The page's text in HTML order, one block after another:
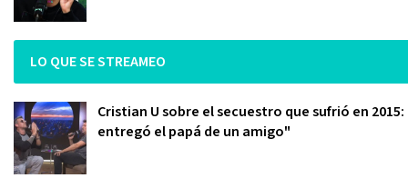
LO QUE SE STREAMEO
Cristian U sobre el secuestro que sufrió en 2015:
entregó el papá de un amigo"